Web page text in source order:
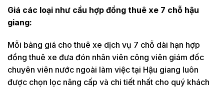
Giá các loại như cầu hợp đồng thuê xe 7 chỗ hậu
giang:
Mỗi bảng giá cho thuê xe dịch vụ 7 chỗ dài hạn hợp
đồng thuê xe đưa đón nhân viên công viên giám đốc
chuyên viên nước ngoài làm việc tại Hậu giang luôn
được chọn lọc nâng cấp và chi tiết nhất cho quý khách